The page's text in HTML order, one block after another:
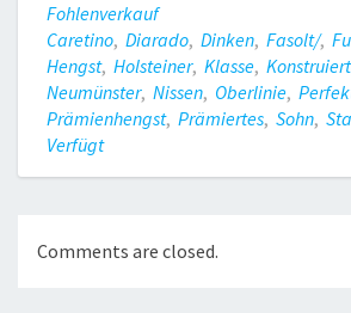
Fohlenverkauf
Caretino, Diarado, Dinken, Fasolt/,
Hengst, Holsteiner, Klasse,
Neumünster, Nissen, Oberlinie,
Prämienhengst, Prämiertes, Sohn,
Verfügt
Comments are closed.